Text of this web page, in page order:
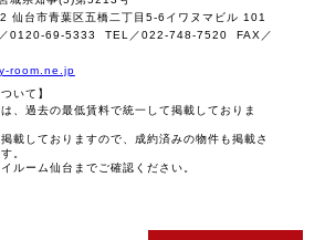
台市青葉区五橋二丁目5-6イワヌマビル 101
0120-69-5333 TEL／022-748-7520 FAX／
room.ne.jp
いて】
、過去の最低賃料で統一して掲載しておりま
載しておりますので、成約済みの物件も掲載さ
。
ルーム仙台までご確認ください。